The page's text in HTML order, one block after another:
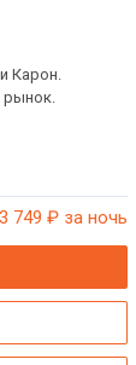
Карон.
рынок.
749 ₽ за ночь